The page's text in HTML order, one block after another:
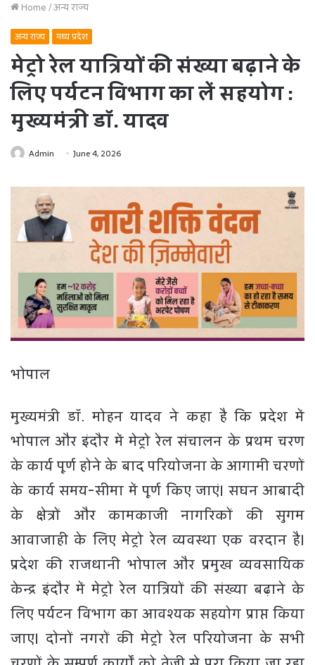
Home/अन्य राज्य
अन्य राज्य मध्य प्रदेश
मेट्रो रेल यात्रियों की संख्या बढ़ाने के
लिए पर्यटन विभाग का लें सहयोग :
मुख्यमंत्री डॉ. यादव
Admin June 4, 2026
भोपाल
मुख्यमंत्री डॉ. मोहन यादव ने कहा है कि प्रदेश में
भोपाल और इंदौर में मेट्रो रेल संचालन के प्रथम चरण
के कार्य पूर्ण होने के बाद परियोजना के आगामी चरणों
के कार्य समय-सीमा में पूर्ण किए जाएं। सघन आबादी
के क्षेत्रों और कामकाजी नागरिकों की सुगम
आवाजाही के लिए मेट्रो रेल व्यवस्था एक वरदान है।
प्रदेश की राजधानी भोपाल और प्रमुख व्यवसायिक
केन्द्र इंदौर में मेट्रो रेल यात्रियों की संख्या बढ़ाने के
लिए पर्यटन विभाग का आवश्यक सहयोग प्राप्त किया
जाए। दोनों नगरों की मेट्रो रेल परियोजना के सभी